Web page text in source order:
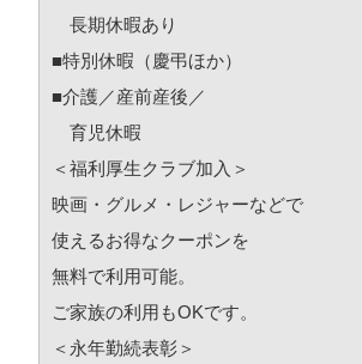
長期休暇あり
■特別休暇（慶弔ほか）
■介護／産前産後／
育児休暇
＜福利厚生クラブ加入＞
映画・グルメ・レジャーなどで
使えるお得なクーポンを
無料で利用可能。
ご家族の利用もOKです。
＜永年勤続表彰＞